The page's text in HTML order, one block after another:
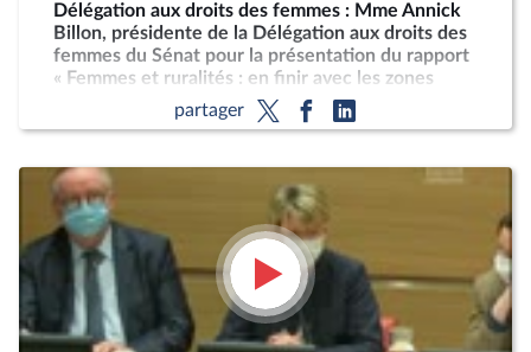
Délégation aux droits des femmes : Mme Annick
Billon, présidente de la Délégation aux droits des
femmes du Sénat pour la présentation du rapport
« Femmes et ruralités : en finir avec les zones
blanches de l'égalité »
partager